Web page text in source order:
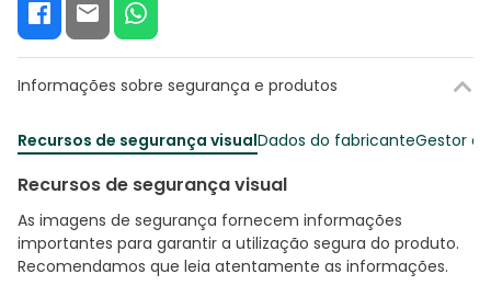
Informações sobre segurança e produtos
Recursos de segurança visualDados do fabricanteGestor
Recursos de segurança visual
As imagens de segurança fornecem informações
importantes para garantir a utilização segura do produto.
Recomendamos que leia atentamente as informações.